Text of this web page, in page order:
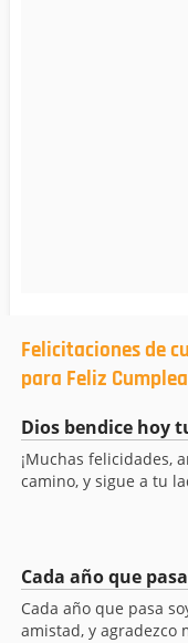
Felicitaciones de
para Feliz
Dios bendice hoy
¡Muchas felicidades,
camino, y sigue a tu
Cada año que
Cada año que pasa
amistad, y agradezco